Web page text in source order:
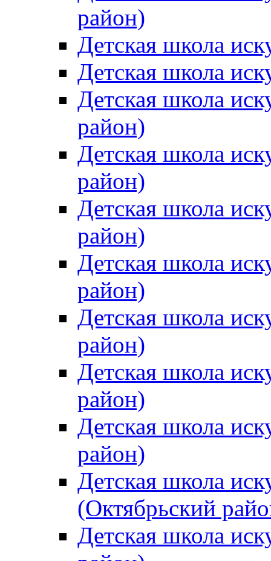
район)
Детская школа
Детская школа
Детская школа
район)
Детская школа
район)
Детская школа
район)
Детская школа
район)
Детская школа
район)
Детская школа
район)
Детская школа
район)
Детская школа
(Октябрьский
Детская школа